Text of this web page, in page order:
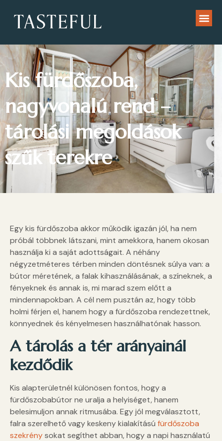
Kis fürdőszoba,
nagyvonalú rend –
tárolási megoldások
szűk terekre
Egy kis fürdőszoba akkor működik igazán jól, ha nem
próbál többnek látszani, mint amekkora, hanem okosan
használja ki a saját adottságait. A néhány
négyzetméteres térben minden döntésnek súlya van: a
bútor méretének, a falak kihasználásának, a színeknek, a
fényeknek és annak is, mi marad szem előtt a
mindennapokban. A cél nem pusztán az, hogy több
holmi férjen el, hanem hogy a fürdőszoba rendezettnek,
könnyednek és kényelmesen használhatónak hasson.
A tárolás a tér arányainál
kezdődik
Kis alapterületnél különösen fontos, hogy a
fürdőszobabútor ne uralja a helyiséget, hanem
belesimuljon annak ritmusába. Egy jól megválasztott,
falra szerelhető vagy keskeny kialakítású fürdőszoba
szekrénysokat segíthet abban, hogy a napi használatú